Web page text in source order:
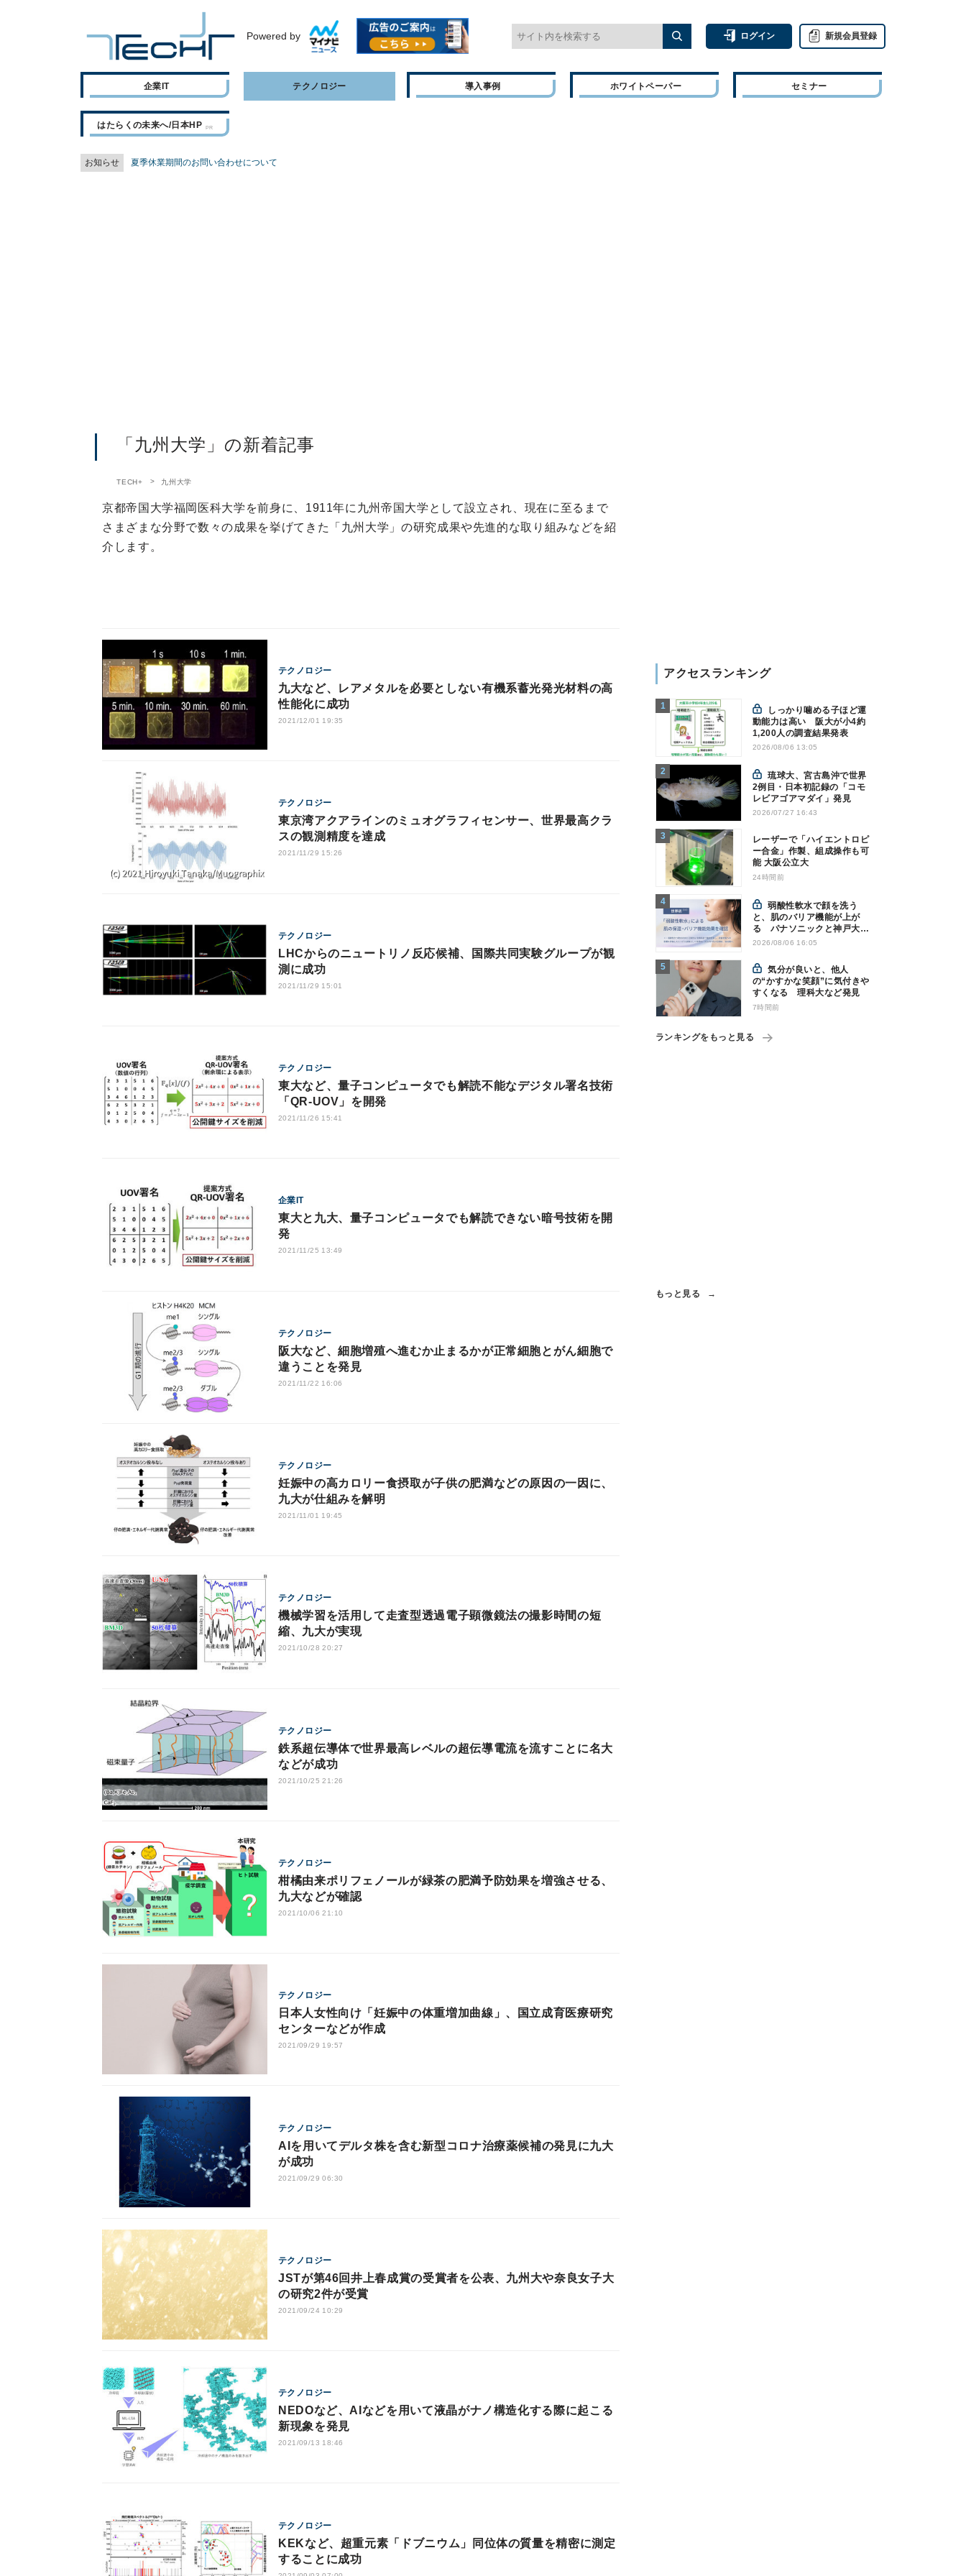
Powered by ログイン 新規会員登録
企業IT テクノロジー 導入事例 ホワイトペーパー セミナー
はたらくの未来へ/日本HP
お知らせ 夏季休業期間のお問い合わせについて
「九州大学」の新着記事
TECH+ 九州大学
京都帝国大学福岡医科大学を前身に、1911年に九州帝国大学として設立され、現在に至るまで
さまざまな分野で数々の成果を挙げてきた「九州大学」の研究成果や先進的な取り組みなどを紹
介します。
テクノロジー
九大など、レアメタルを必要としない有機系蓄光発光材料の高
性能化に成功
2021/12/01 19:35
テクノロジー
東京湾アクアラインのミュオグラフィセンサー、世界最高クラ
スの観測精度を達成
2021/11/29 15:26
テクノロジー
LHCからのニュートリノ反応候補、国際共同実験グループが観
測に成功
2021/11/29 15:01
テクノロジー
東大など、量子コンピュータでも解読不能なデジタル署名技術
「QR-UOV」を開発
2021/11/26 15:41
企業IT
東大と九大、量子コンピュータでも解読できない暗号技術を開
発
2021/11/25 13:49
テクノロジー
阪大など、細胞増殖へ進むか止まるかが正常細胞とがん細胞で
違うことを発見
2021/11/22 16:06
テクノロジー
妊娠中の高カロリー食摂取が子供の肥満などの原因の一因に、
九大が仕組みを解明
2021/11/01 19:45
テクノロジー
機械学習を活用して走査型透過電子顕微鏡法の撮影時間の短
縮、九大が実現
2021/10/28 20:27
テクノロジー
鉄系超伝導体で世界最高レベルの超伝導電流を流すことに名大
などが成功
2021/10/25 21:26
テクノロジー
柑橘由来ポリフェノールが緑茶の肥満予防効果を増強させる、
九大などが確認
2021/10/06 21:10
テクノロジー
日本人女性向け「妊娠中の体重増加曲線」、国立成育医療研究
センターなどが作成
2021/09/29 19:57
テクノロジー
AIを用いてデルタ株を含む新型コロナ治療薬候補の発見に九大
が成功
2021/09/29 06:30
テクノロジー
JSTが第46回井上春成賞の受賞者を公表、九州大や奈良女子大
の研究2件が受賞
2021/09/24 10:29
テクノロジー
NEDOなど、AIなどを用いて液晶がナノ構造化する際に起こる
新現象を発見
2021/09/13 18:46
テクノロジー
KEKなど、超重元素「ドブニウム」同位体の質量を精密に測定
することに成功
アクセスランキング
動能力は高い 阪大が小4約
1,200人の調査結果発表
2026/08/06 13:05
琉球大、宮古島沖で世界
2例目・日本初記録の「コモ
レビアゴアマダイ」発見
2026/07/27 16:43
レーザーで「ハイエントロピ
ー合金」作製、組成操作も可
能 大阪公立大
24時間前
弱酸性軟水で顔を洗う
と、肌のバリア機能が上が
る パナソニックと神戸大が
確認
2026/08/06 16:05
気分が良いと、他人
の“かすかな笑顔”に気付きや
すくなる 理科大など発見
7時間前
ランキングをもっと見る
もっと見る